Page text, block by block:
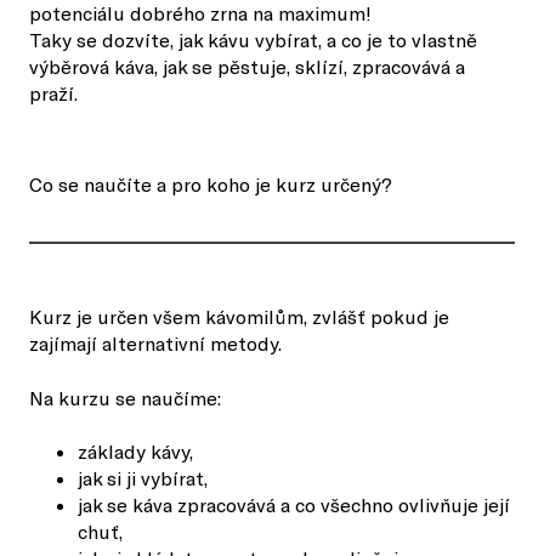
potenciálu dobrého zrna na maximum!
Taky se dozvíte, jak kávu vybírat, a co je to vlastně
výběrová káva, jak se pěstuje, sklízí, zpracovává a
praží.
Co se naučíte a pro koho je kurz určený?
Kurz je určen všem kávomilům, zvlášť pokud je
zajímají alternativní metody.
Na kurzu se naučíme:
základy kávy,
jak si ji vybírat,
jak se káva zpracovává a co všechno ovlivňuje její
chuť,